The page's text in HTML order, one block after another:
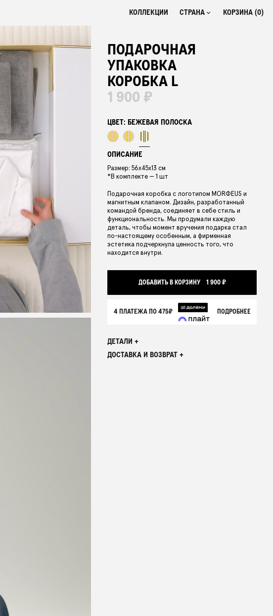
КОЛЛЕКЦИИ СТРАНА КОРЗИНА (0)
БЕЛАРУСЬ
₽ MELANGE VIOLET ОТ 9 450 ₽
ПОДАРОЧНАЯ
УПАКОВКА
КОРОБКА L
1 900 ₽
ЦВЕТ: БЕЖЕВАЯ ПОЛОСКА
ОПИСАНИЕ
Размер: 56х45х13 см
*В комплекте — 1 шт
Подарочная коробка с логотипом MORФEUS и
магнитным клапаном. Дизайн, разработанный
командой бренда, соединяет в себе стиль и
функциональность. Мы продумали каждую
деталь, чтобы момент вручения подарка стал
по-настоящему особенным, а фирменная
эстетика подчеркнула ценность того, что
находится внутри.
ДОБАВИТЬ В КОРЗИНУ 1 900 ₽
4 ПЛАТЕЖА ПО475₽ ПОДРОБНЕЕ
ДЕТАЛИ +
ДОСТАВКА И ВОЗВРАТ +